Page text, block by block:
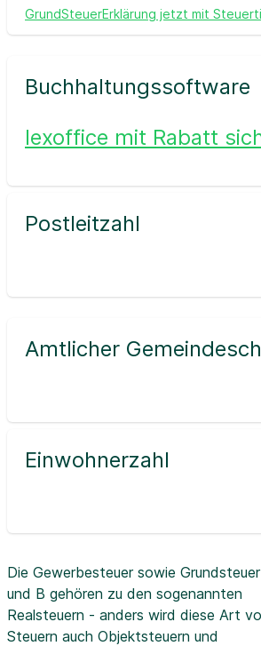
GrundSteuerErklärung jetzt mit
Buchhaltungssoftware
lexoffice mit Rabatt
Postleitzahl
Amtlicher
Einwohnerzahl
Die Gewerbesteuer sowie
und B gehören zu den sogenannten
Realsteuern - anders wird diese Art
Steuern auch Objektsteuern und